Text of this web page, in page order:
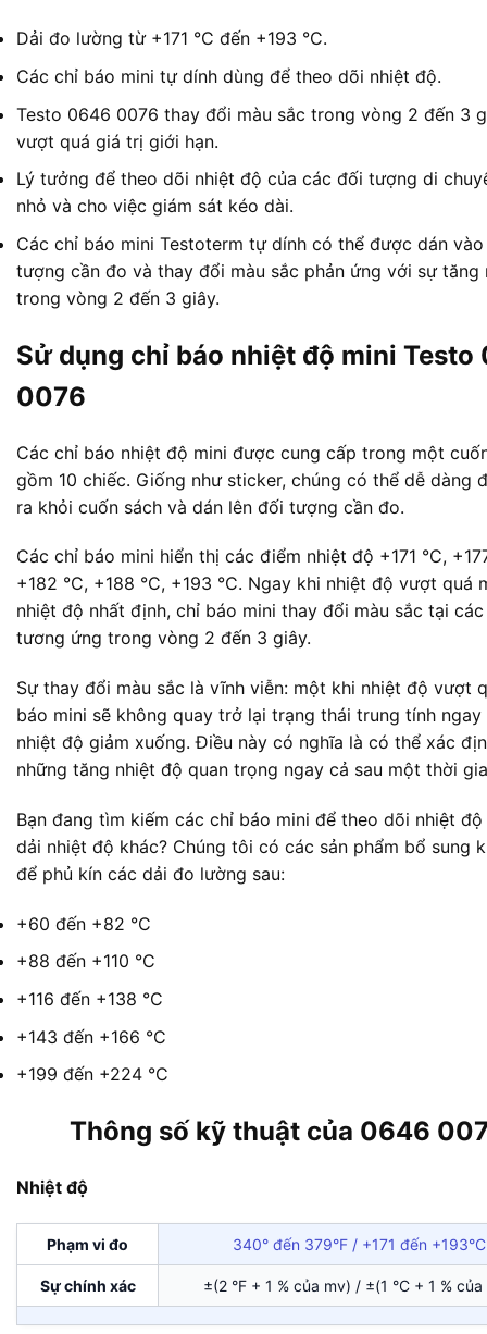
Dải đo lường từ +171 °C đến +193 °C.
Các chỉ báo mini tự dính dùng để theo dõi nhiệt độ.
Testo 0646 0076 thay đổi màu sắc trong vòng 2 đến 3
vượt quá giá trị giới hạn.
Lý tưởng để theo dõi nhiệt độ của các đối tượng di
nhỏ và cho việc giám sát kéo dài.
Các chỉ báo mini Testoterm tự dính có thể được dán
tượng cần đo và thay đổi màu sắc phản ứng với sự tăng
trong vòng 2 đến 3 giây.
Sử dụng chỉ báo nhiệt độ mini Testo
0076
Các chỉ báo nhiệt độ mini được cung cấp trong một
gồm 10 chiếc. Giống như sticker, chúng có thể dễ dàng
ra khỏi cuốn sách và dán lên đối tượng cần đo.
Các chỉ báo mini hiển thị các điểm nhiệt độ +171 °C,
+182 °C, +188 °C, +193 °C. Ngay khi nhiệt độ vượt quá
nhiệt độ nhất định, chỉ báo mini thay đổi màu sắc tại
tương ứng trong vòng 2 đến 3 giây.
Sự thay đổi màu sắc là vĩnh viễn: một khi nhiệt độ vượt
báo mini sẽ không quay trở lại trạng thái trung tính ngay
nhiệt độ giảm xuống. Điều này có nghĩa là có thể xác
những tăng nhiệt độ quan trọng ngay cả sau một thời
Bạn đang tìm kiếm các chỉ báo mini để theo dõi nhiệt
dải nhiệt độ khác? Chúng tôi có các sản phẩm bổ sung
để phủ kín các dải đo lường sau:
+60 đến +82 °C
+88 đến +110 °C
+116 đến +138 °C
+143 đến +166 °C
+199 đến +224 °C
Thông số kỹ thuật của 0646
Nhiệt độ
Phạm vi đo 340° đến 379°F / +171 đến +193°C
Sự chính xác ±(2 °F + 1 % của mv) / ±(1 °C + 1 %